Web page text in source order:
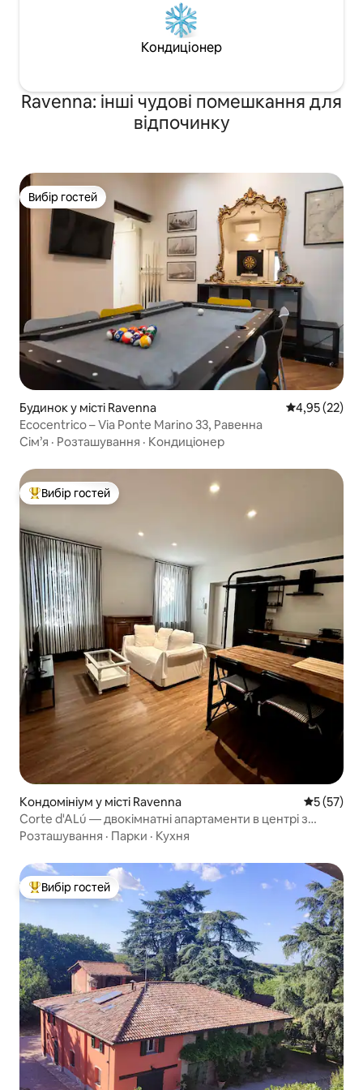
Кондиціонер
Ravenna: інші чудові помешкання для
відпочинку
Вибір гостей
Вибір гостей
Будинок у місті Ravenna Середня
4,95 (22)
Ecocentrico – Via Ponte Marino 33, Равенна
Сім’я · Розташування · Кондиціонер
Топ вибір гостей
Вибір гостей
Кондомініум у місті Ravenna Середня
5 (57)
Corte d'ALú — двокімнатні апартаменти в центрі з
паркінгом
Розташування · Парки · Кухня
Топ вибір гостей
Вибір гостей